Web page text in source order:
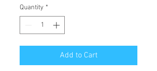
Quantity *
Add to Cart